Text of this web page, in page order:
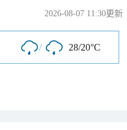
2026-08-07 11:30更新
/ 28/20°C